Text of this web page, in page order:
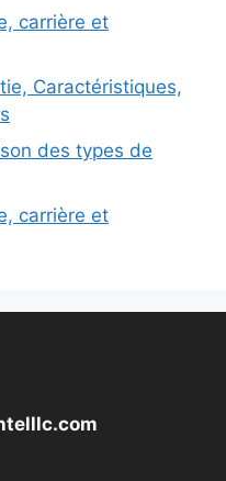
carrière et
Caractéristiques,
des types de
carrière et